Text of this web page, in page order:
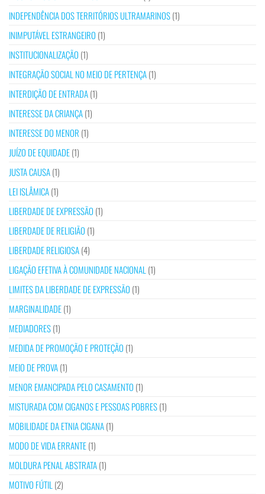
INDEPENDÊNCIA DOS TERRITÓRIOS ULTRAMARINOS(1)
INIMPUTÁVEL ESTRANGEIRO (1)
INSTITUCIONALIZAÇÃO (1)
INTEGRAÇÃO SOCIAL NO MEIO DE PERTENÇA(1)
INTERDIÇÃO DE ENTRADA(1)
INTERESSE DA CRIANÇA(1)
INTERESSE DO MENOR (1)
JUÍZO DE EQUIDADE(1)
JUSTA CAUSA(1)
LEI ISLÂMICA(1)
LIBERDADE DE EXPRESSÃO (1)
LIBERDADE DE RELIGIÃO (1)
LIBERDADE RELIGIOSA(4)
LIGAÇÃO EFETIVA À COMUNIDADE NACIONAL (1)
LIMITES DA LIBERDADE DE EXPRESSÃO (1)
MARGINALIDADE(1)
MEDIADORES(1)
MEDIDA DE PROMOÇÃO E PROTEÇÃO (1)
MEIO DE PROVA(1)
MENOR EMANCIPADA PELO CASAMENTO (1)
MISTURADA COM CIGANOS E PESSOAS POBRES(1)
MOBILIDADE DA ETNIA CIGANA(1)
MODO DE VIDA ERRANTE(1)
MOLDURA PENAL ABSTRATA(1)
MOTIVO FÚTIL (2)